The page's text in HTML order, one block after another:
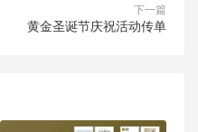
下一篇
黄金圣诞节庆祝活动传单